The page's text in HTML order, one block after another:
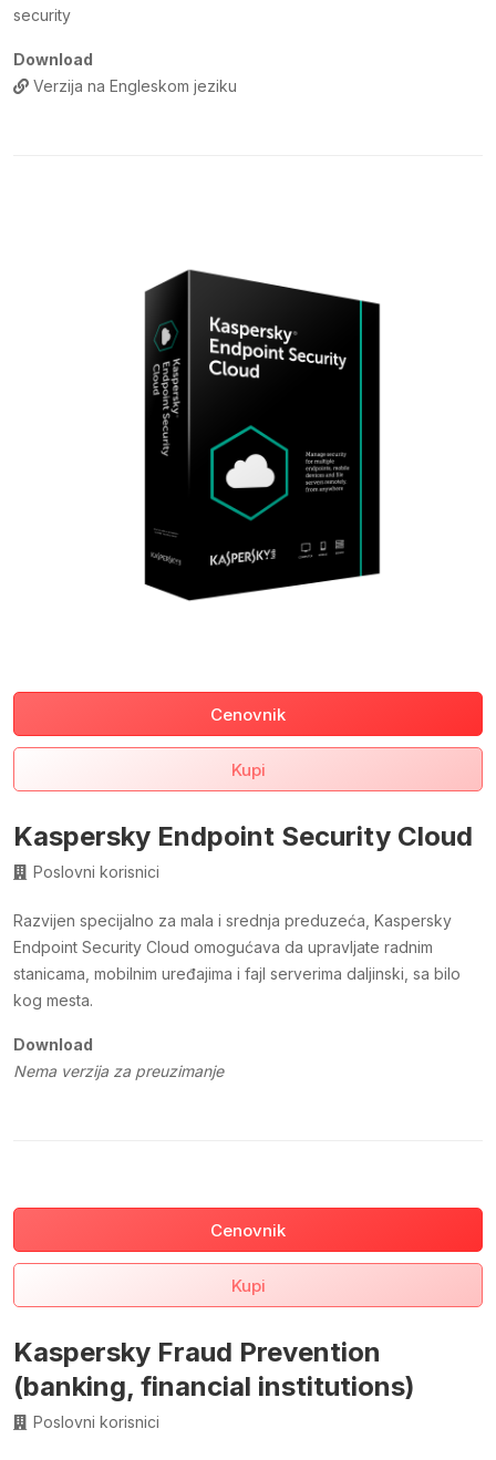
security
Download
Verzija na Engleskom jeziku
Cenovnik
Kupi
Kaspersky Endpoint Security Cloud
Poslovni korisnici
Razvijen specijalno za mala i srednja preduzeća, Kaspersky
Endpoint Security Cloud omogućava da upravljate radnim
stanicama, mobilnim uređajima i fajl serverima daljinski, sa bilo
kog mesta.
Download
Nema verzija za preuzimanje
Cenovnik
Kupi
Kaspersky Fraud Prevention
(banking, financial institutions)
Poslovni korisnici